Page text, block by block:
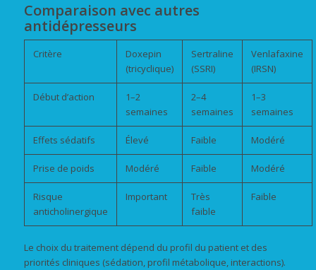
Comparaison avec autres
antidépresseurs
Critère
Doxepin
(tricyclique)
Sertraline
(SSRI)
Venlafaxine
(IRSN)
Début d’action
1–2
semaines
2–4
semaines
1–3
semaines
Effets sédatifs Élevé Faible Modéré
Prise de poids Modéré Faible Modéré
Risque
anticholinergique
Important
Très
faible
Faible
Le choix du traitement dépend du profil du patient et des
priorités cliniques (sédation, profil métabolique, interactions).